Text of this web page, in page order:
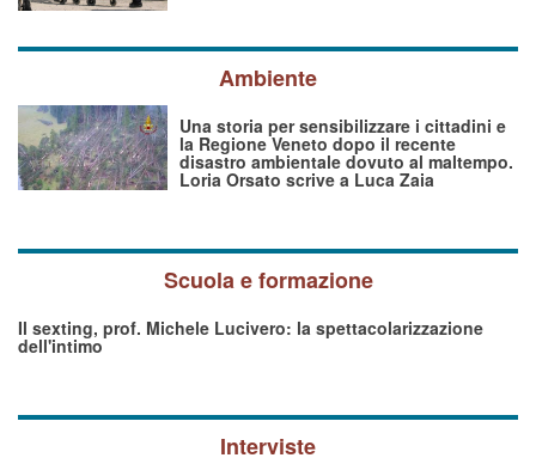
Ambiente
Una storia per sensibilizzare i cittadini e
la Regione Veneto dopo il recente
disastro ambientale dovuto al maltempo.
Loria Orsato scrive a Luca Zaia
Scuola e formazione
Il sexting, prof. Michele Lucivero: la spettacolarizzazione
dell'intimo
Interviste